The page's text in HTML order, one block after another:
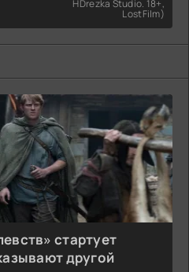
HDrezka Studio. 18+,
LostFilm)
стартует
другой